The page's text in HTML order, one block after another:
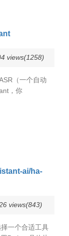
views(1258)
（一个自动
，你
ai/ha-
views(843)
一个合适工具